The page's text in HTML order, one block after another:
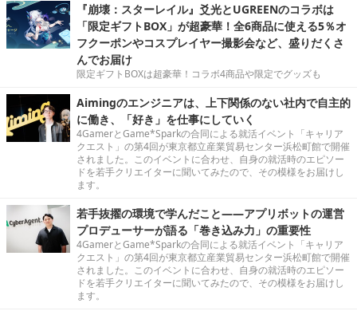
『崩壊：スターレイル』爻光とUGREENのコラボは
「限定ギフトBOX」が超豪華！全6商品に使える5％オ
フクーポンやコスプレイヤー撮影会など、盛りだくさ
んでお届け
限定ギフトBOXは超豪華！コラボ4商品や限定でグッズも
Aimingのエンジニアは、上下関係のない社内で自主的
に働き、「好き」を仕事にしていく
4GamerとGame*Sparkの合同による就活イベント「キャリア
クエスト」の第4回が東京都立産業貿易センター浜松町館で開催
されました。このイベントに合わせ、自身の就活時のエピソー
ドを若手クリエイターに聞いてみたので、その模様をお届けし
ます。
若手抜擢の環境で学んだこと――アプリボットの運営
プロデューサーが語る「巻き込み力」の重要性
4GamerとGame*Sparkの合同による就活イベント「キャリア
クエスト」の第4回が東京都立産業貿易センター浜松町館で開催
されました。このイベントに合わせ、自身の就活時のエピソー
ドを若手クリエイターに聞いてみたので、その模様をお届けし
ます。